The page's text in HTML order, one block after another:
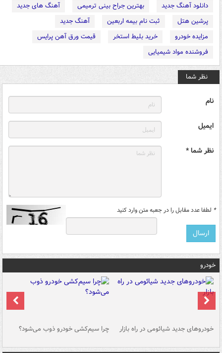
دانلود آهنگ جدید
بهترین جراح بینی ترمیمی
آهنگ های جدید
پرشین هتل
ثبت نام بیمه اربعین
آهنگ جدید
مزایده خودرو
خرید بلیط استخر
قیمت ورق آهن پرایس
فروشنده مواد شیمیایی
نظر شما
نام
ایمیل
نظر شما *
* لطفا عدد مقابل را در جعبه متن وارد کنید
خودرو
خودروهای جدید شیائومی در راه بازار چرا سیم‌کشی خودرو ذوب می‌شود؟